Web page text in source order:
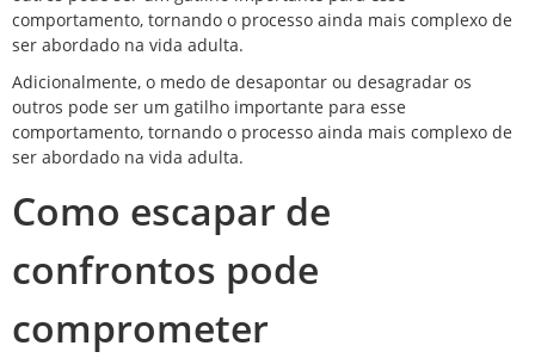
comportamento, tornando o processo ainda mais complexo de
ser abordado na vida adulta.
Adicionalmente, o medo de desapontar ou desagradar os
outros pode ser um gatilho importante para esse
comportamento, tornando o processo ainda mais complexo de
ser abordado na vida adulta.
Como escapar de
confrontos pode
comprometer